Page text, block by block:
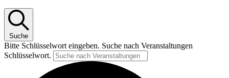
Suche
Bitte Schlüsselwort eingeben. Suche nach Veranstaltungen
Schlüsselwort.